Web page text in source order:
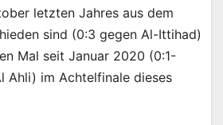
letzten Jahres aus dem
sind (0:3 gegen Al-Ittihad)
Mal seit Januar 2020 (0:1-
Ahli) im Achtelfinale dieses